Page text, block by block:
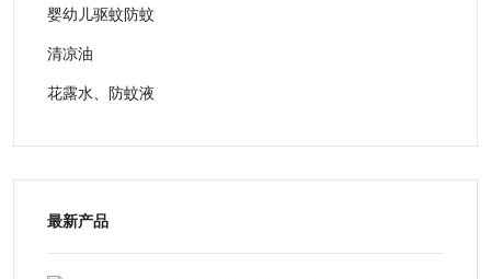
婴幼儿驱蚊防蚊
清凉油
花露水、防蚊液
最新产品